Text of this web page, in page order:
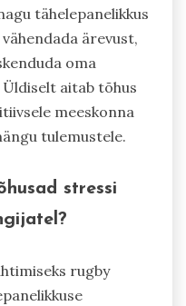
tähelepanelikkus
ärevust,
oma
aitab tõhus
meeskonna
tulemustele.
stressi
rugby